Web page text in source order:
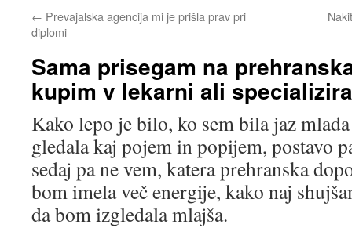
← Prevajalska agencija mi je prišla prav pri
diplomi
Sama prisegam na
kupim v lekarni ali
Kako lepo je bilo, ko sem bila jaz
gledala kaj pojem in popijem, postavo
sedaj pa ne vem, katera prehranska
bom imela več energije, kako naj
da bom izgledala mlajša.